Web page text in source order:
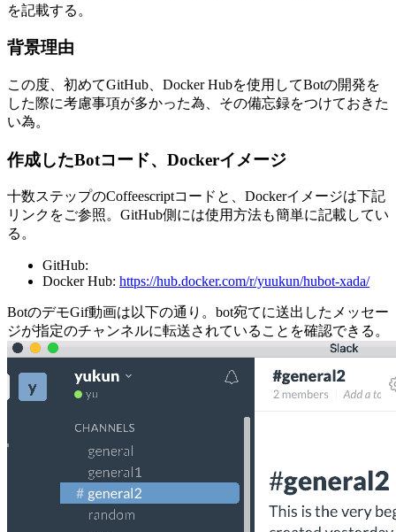
を記載する。
背景理由
この度、初めてGitHub、Docker Hubを使用してBotの開発を
した際に考慮事項が多かった為、その備忘録をつけておきた
い為。
作成したBotコード、Dockerイメージ
十数ステップのCoffeescriptコードと、Dockerイメージは下記
リンクをご参照。GitHub側には使用方法も簡単に記載してい
る。
GitHub:
Docker Hub: https://hub.docker.com/r/yuukun/hubot-xada/
BotのデモGif動画は以下の通り。bot宛てに送出したメッセー
ジが指定のチャンネルに転送されていることを確認できる。